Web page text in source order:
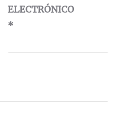
ELECTRÓNICO
*